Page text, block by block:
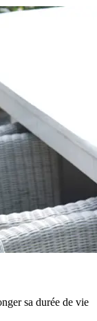
sa durée de vie